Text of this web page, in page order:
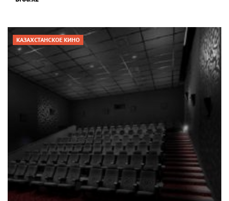
КАЗАХСТАНСКОЕ КИНО